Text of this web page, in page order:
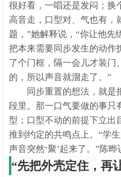
很好看，一唱还是发闷；换
高音走，口型对、气也有，
题，”她解释说，“你让他先
把本来需要同步发生的动作
了个门框，隔一会儿才装门
的，所以声音就溜走了。”
同步重置的想法，就是
段里。那一口气要做的事只
型；口型不动的前提下立出
推到约定的共鸣点上。“学
声音突然‘聚’起来了。”陈晔
“先把外壳定住，再